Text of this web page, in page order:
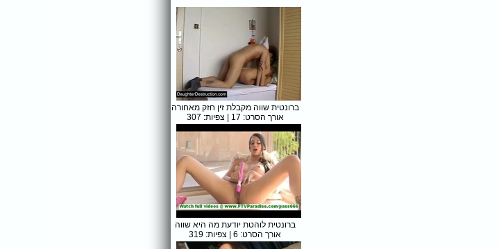
ברונטית שווה מקבלת זין חזק מאחורה
אורך הסרט: 17 | צפיות: 307
ברונטית לוהטת יודעת מה היא שווה
אורך הסרט: 6 | צפיות: 319